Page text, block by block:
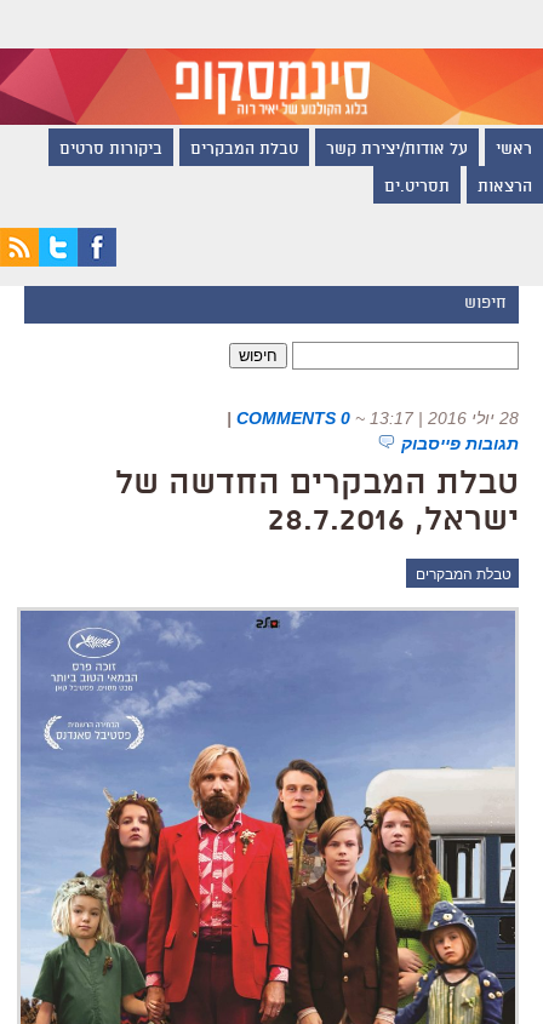
ראשי על אודות/יצירת קשר טבלת המבקרים ביקורות סרטים
הרצאות תסריט.ים
חיפוש
28 יולי 2016 | 13:17 ~
0 COMMENTS
|
תגובות פייסבוק
טבלת המבקרים החדשה של
ישראל, 28.7.2016
טבלת המבקרים